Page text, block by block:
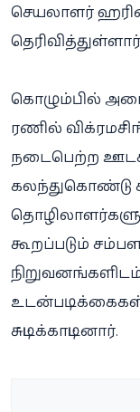
செயலாளர்
கொழும்பில்
ரணில்
நடைபெற்ற
கலந்துகொண்டு
கூறப்படும்
உடன்படிக்கைகள்
சுட்டிக்காட்டினார்.